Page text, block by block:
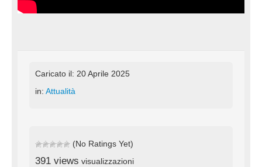
Caricato il: 20 Aprile 2025
in: Attualità
(No Ratings Yet)
391 views visualizzazioni